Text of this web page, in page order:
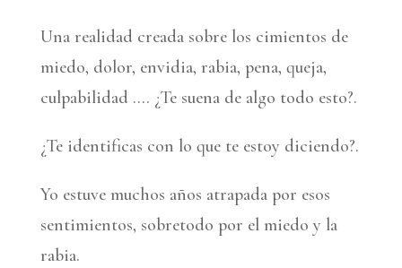
Una realidad creada sobre los cimientos de
miedo, dolor, envidia, rabia, pena, queja,
culpabilidad …. ¿Te suena de algo todo esto?.
¿Te identificas con lo que te estoy diciendo?.
Yo estuve muchos años atrapada por esos
sentimientos, sobretodo por el miedo y la
rabia.